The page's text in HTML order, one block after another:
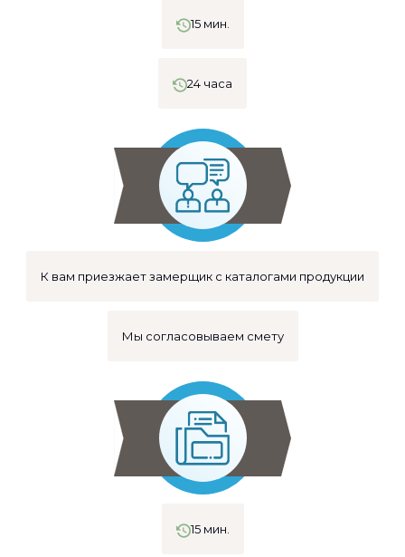
15 мин.
24 часа
К вам приезжает замерщик с каталогами продукции
Мы согласовываем смету
15 мин.